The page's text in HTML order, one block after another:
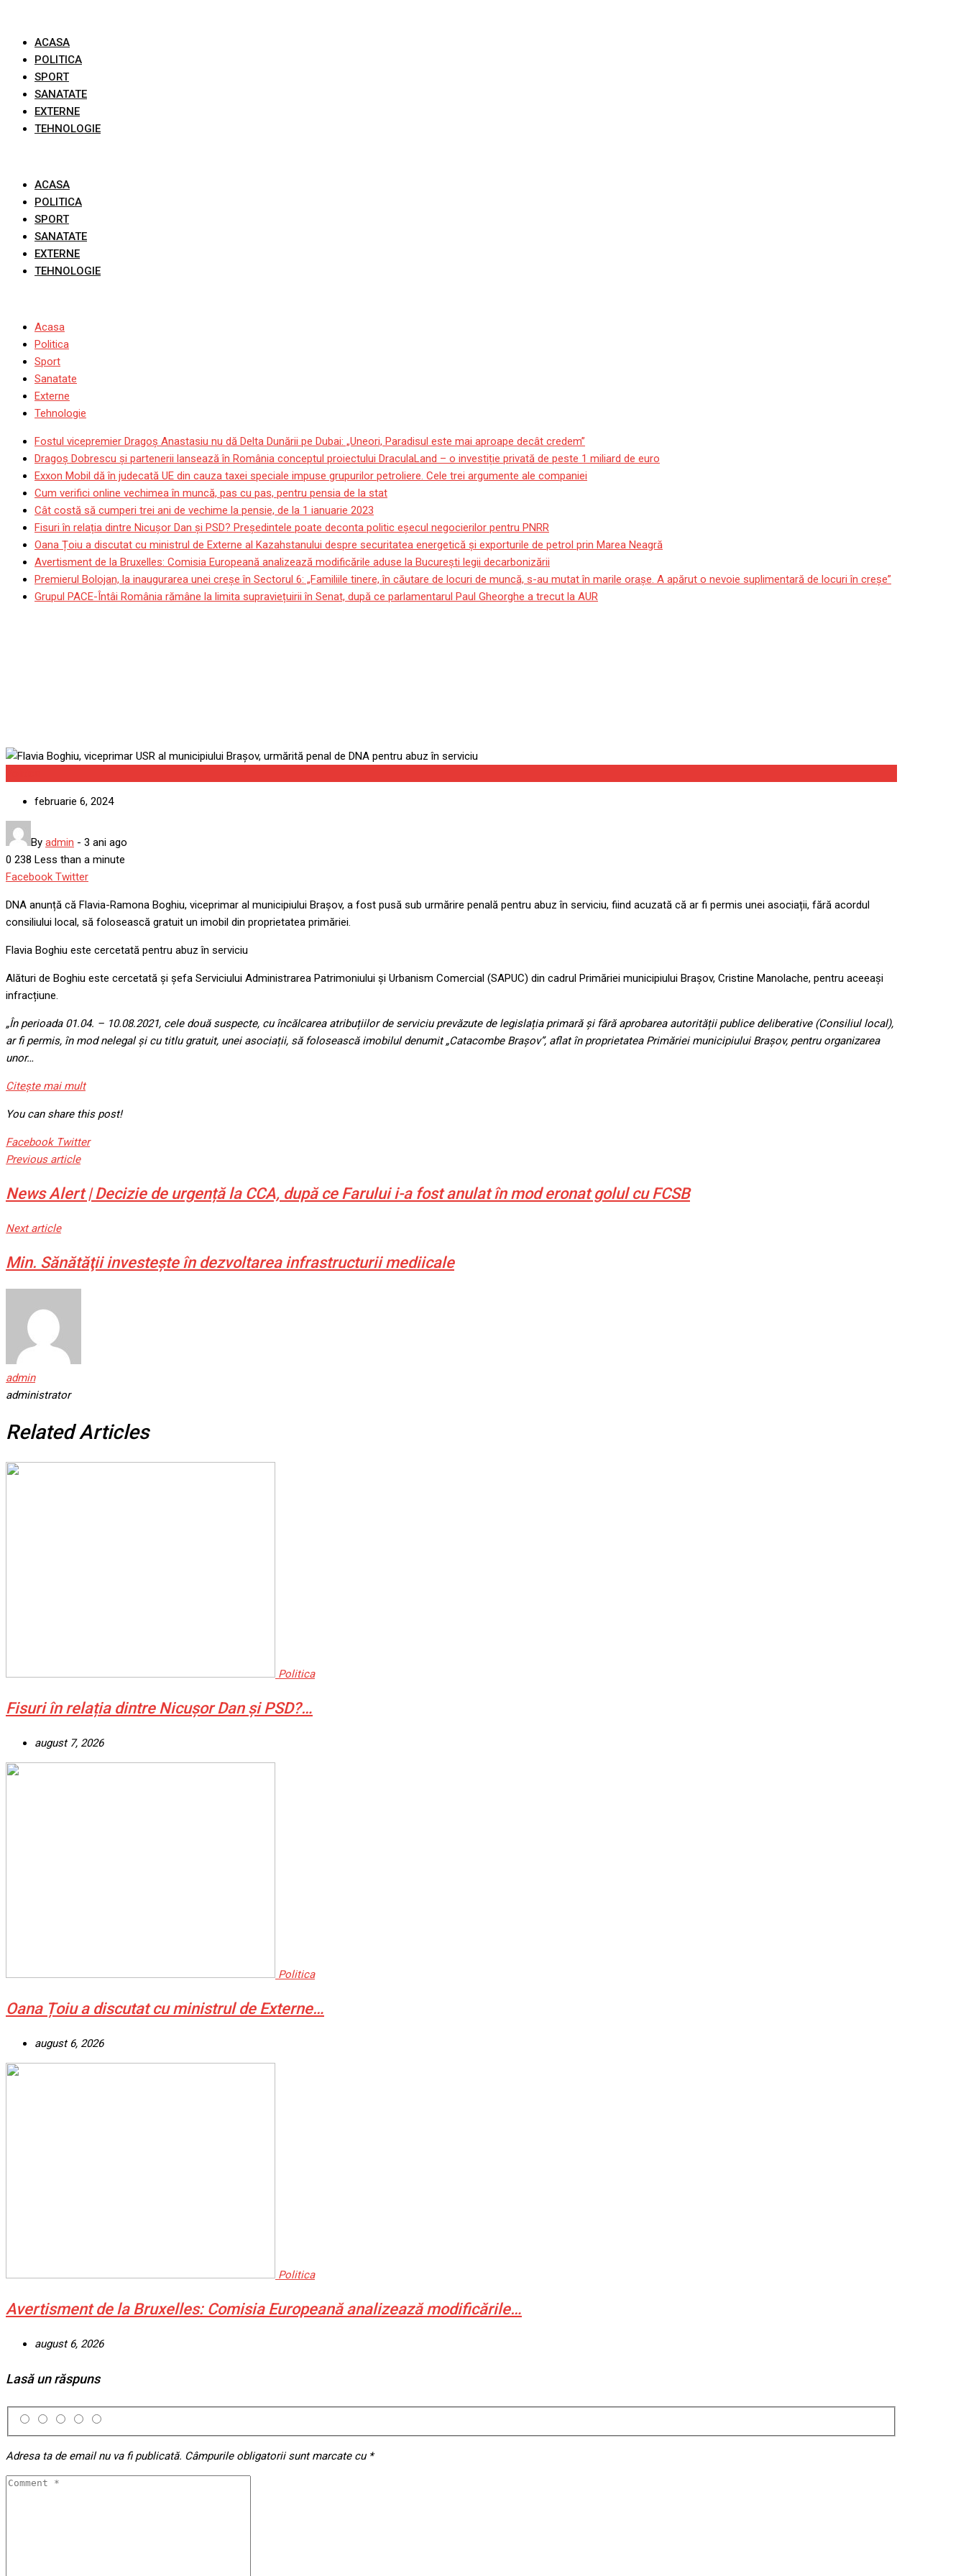
contentACASA
POLITICA
SPORT
SANATATE
EXTERNE
TEHNOLOGIE
ACASA
POLITICA
SPORT
SANATATE
EXTERNE
TEHNOLOGIE
Acasa
Politica
Sport
Sanatate
Externe
Tehnologie
Fostul vicepremier Dragoș Anastasiu nu dă Delta Dunării pe Dubai: „Uneori, Paradisul este mai aproape decât credem”
Dragoş Dobrescu şi partenerii lansează în România conceptul proiectului DraculaLand – o investiție privată de peste 1 miliard de euro
Exxon Mobil dă în judecată UE din cauza taxei speciale impuse grupurilor petroliere. Cele trei argumente ale companiei
Cum verifici online vechimea în muncă, pas cu pas, pentru pensia de la stat
Cât costă să cumperi trei ani de vechime la pensie, de la 1 ianuarie 2023
Fisuri în relația dintre Nicușor Dan și PSD? Președintele poate deconta politic eșecul negocierilor pentru PNRR
Oana Țoiu a discutat cu ministrul de Externe al Kazahstanului despre securitatea energetică și exporturile de petrol prin Marea Neagră
Avertisment de la Bruxelles: Comisia Europeană analizează modificările aduse la București legii decarbonizării
Premierul Bolojan, la inaugurarea unei creșe în Sectorul 6: „Familiile tinere, în căutare de locuri de muncă, s-au mutat în marile orașe. A apărut o nevoie suplimentară de locuri în creșe”
Grupul PACE-Întâi România rămâne la limita supraviețuirii în Senat, după ce parlamentarul Paul Gheorghe a trecut la AUR
februarie 6, 2024
By admin - 3 ani ago
0 238 Less than a minute
Facebook TwitterGoogle+
LinkedIn
Whatsapp
StumbleUpon
Tumblr
Pinterest
Reddit
Share
Email
Print
DNA anunță că Flavia-Ramona Boghiu, viceprimar al municipiului Brașov, a fost pusă sub urmărire penală pentru abuz în serviciu, fiind acuzată că ar fi permis unei asociații, fără acordul
consiliului local, să folosească gratuit un imobil din proprietatea primăriei.
Flavia Boghiu este cercetată pentru abuz în serviciu
Alături de Boghiu este cercetată și șefa Serviciului Administrarea Patrimoniului și Urbanism Comercial (SAPUC) din cadrul Primăriei municipiului Brașov, Cristine Manolache, pentru aceeaşi
infracțiune.
„În perioada 01.04. – 10.08.2021, cele două suspecte, cu încălcarea atribuțiilor de serviciu prevăzute de legislația primară și fără aprobarea autorității publice deliberative (Consiliul local),
ar fi permis, în mod nelegal și cu titlu gratuit, unei asociații, să folosească imobilul denumit „Catacombe Brașov”, aflat în proprietatea Primăriei municipiului Brașov, pentru organizarea
unor…
Citeşte mai mult
You can share this post!
Facebook TwitterGoogle+
LinkedIn
Whatsapp
StumbleUpon
Tumblr
Pinterest
Reddit
Share
Print
Previous article
News Alert | Decizie de urgență la CCA, după ce Farului i-a fost anulat în mod eronat golul cu FCSB
Next article
Min. Sănătăţii investește în dezvoltarea infrastructurii mediicale
admin
administrator
Related Articles
Politica
Fisuri în relația dintre Nicușor Dan și PSD?…
august 7, 2026
Politica
Oana Țoiu a discutat cu ministrul de Externe…
august 6, 2026
Politica
Avertisment de la Bruxelles: Comisia Europeană analizează modificările…
august 6, 2026
Lasă un răspuns
Adresa ta de email nu va fi publicată. Câmpurile obligatorii sunt marcate cu *